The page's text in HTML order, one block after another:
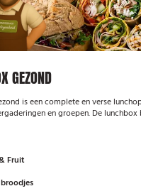
GEZOND
is een complete en verse
en groepen. De lunchbox
gezonde producten, waarbij
dieetwensen en allergieën. De focus
en verzorgd gepresenteerde
locatie wordt bezorgd.
Fruit